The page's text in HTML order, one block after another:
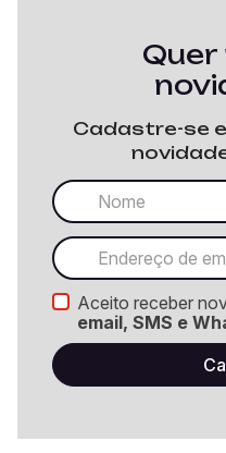
Cadastre-se
Aceito receber
email, SMS e